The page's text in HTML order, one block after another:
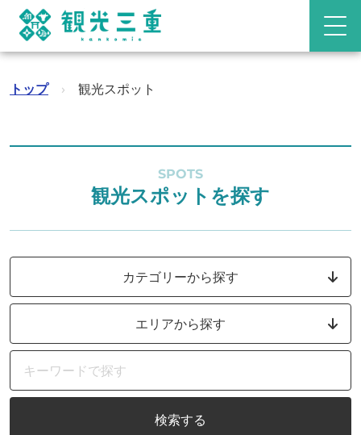
トップ › 観光スポット
SPOTS
観光スポットを探す
カテゴリーから探す
エリアから探す
検索する